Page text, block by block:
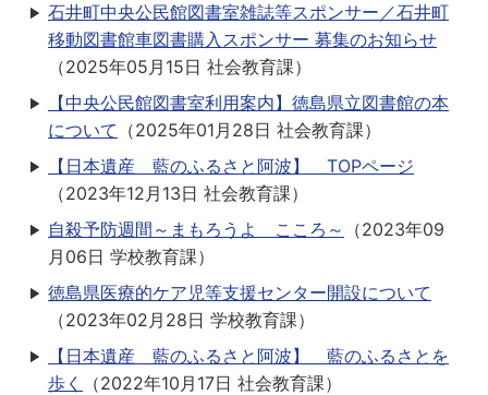
石井町中央公民館図書室雑誌等スポンサー／石井町
移動図書館車図書購入スポンサー 募集のお知らせ
（2025年05月15日 社会教育課）
【中央公民館図書室利用案内】徳島県立図書館の本
について （2025年01月28日 社会教育課）
【日本遺産 藍のふるさと阿波】 TOPページ
（2023年12月13日 社会教育課）
自殺予防週間～まもろうよ こころ～
（2023年09
月06日 学校教育課）
徳島県医療的ケア児等支援センター開設について
（2023年02月28日 学校教育課）
【日本遺産 藍のふるさと阿波】 藍のふるさとを
歩く
（2022年10月17日 社会教育課）